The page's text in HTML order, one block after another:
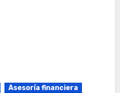
Asesoría financiera